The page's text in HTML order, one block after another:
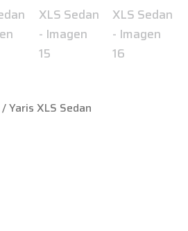
/ Yaris XLS Sedan